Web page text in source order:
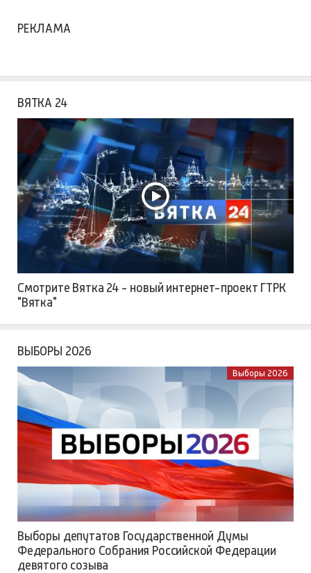
РЕКЛАМА
ВЯТКА 24
Смотрите Вятка 24 - новый интернет-проект ГТРК
"Вятка"
ВЫБОРЫ 2026
Выборы 2026
Выборы депутатов Государственной Думы
Федерального Собрания Российской Федерации
девятого созыва